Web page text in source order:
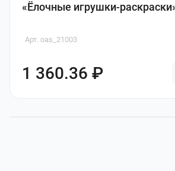
«Ёлочные игрушки-
Арт. oas_21003
1 360.36 ₽